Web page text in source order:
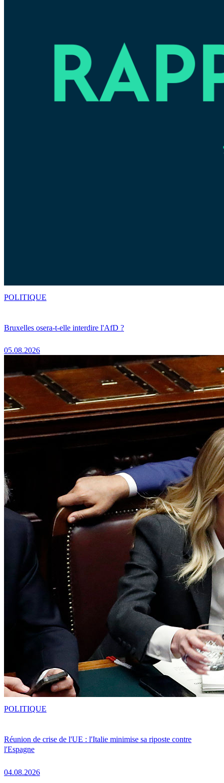
Bruxelles osera-t-elle interdire l'AfD ?
05.08.2026
POLITIQUE
Réunion de crise de l'UE : l'Italie minimise sa riposte contre
l'Espagne
04.08.2026
POLITIQUE